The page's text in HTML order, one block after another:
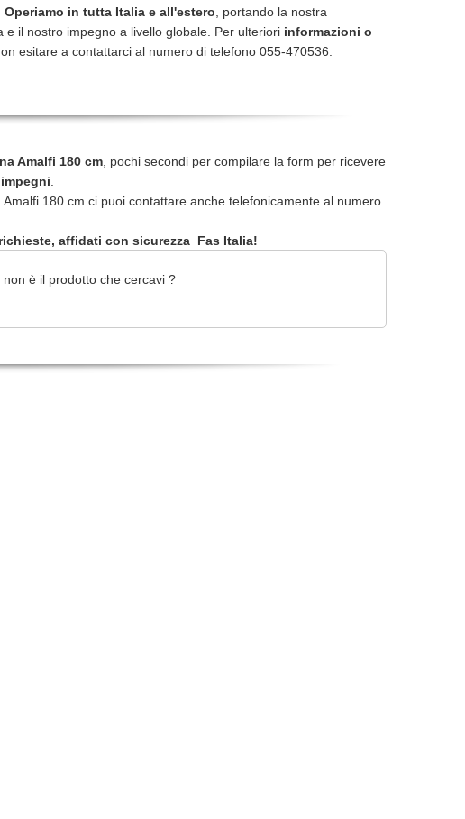
Operiamo in tutta Italia e all'estero , portando la nostra
e il nostro impegno a livello globale. Per ulteriori informazioni o
esitare a contattarci al numero di telefono 055-470536.
Amalfi 180 cm , pochi secondi per compilare la form per ricevere
Amalfi 180 cm ci puoi contattare anche telefonicamente al numero
affidati con sicurezza Fas Italia!
è il prodotto che cercavi ?